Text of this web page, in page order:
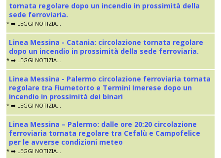
tornata regolare dopo un incendio in prossimità della
sede ferroviaria.
* ➡️ LEGGI NOTIZIA...
Linea Messina - Catania: circolazione tornata regolare
dopo un incendio in prossimità della sede ferroviaria.
* ➡️ LEGGI NOTIZIA...
Linea Messina - Palermo circolazione ferroviaria tornata
regolare tra Fiumetorto e Termini Imerese dopo un
incendio in prossimità dei binari
* ➡️ LEGGI NOTIZIA...
Linea Messina – Palermo: dalle ore 20:20 circolazione
ferroviaria tornata regolare tra Cefalù e Campofelice
per le avverse condizioni meteo
* ➡️ LEGGI NOTIZIA...